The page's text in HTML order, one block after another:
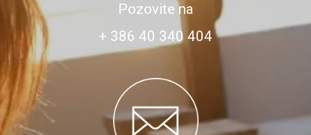
Pozovite na
+ 386 40 340 404